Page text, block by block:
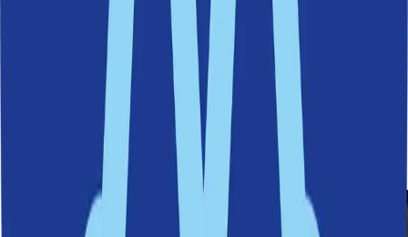
9 april 2026
Ny undersökning: Kraftigt missnöje med Slussens
bussterminal
26 mars 2026
Allt färre söker ekonomiskt bistånd i Nacka
20 mars 2026
Klotterspanare: så ska klottret minska i Nacka
19 mars 2026
Kyrkviksparken får ny strandpromenad och fler
mötesplatser
19 mars 2026
Höga löner och goda resultat i Nackas skolor.
17 mars 2026
Nacka går mot strömmen och toppar flertalet
12 mars 2026
Nya parker och badplats planeras vid
Svindersviken